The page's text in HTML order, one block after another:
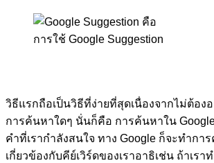
การใช้ Google Suggestion
วิธีแรกถือเป็นวิธีที่ง่ายที่สุดเนื่องจากไม่ต้อง
การค้นหาใดๆ นั่นก็คือ การค้นหาใน
คำที่เรากำลังสนใจ ทาง Google ก็จะทำกา
เกี่ยวข้องกับคีย์เวิร์ดของเราอาธิเช่น ถ้าเร